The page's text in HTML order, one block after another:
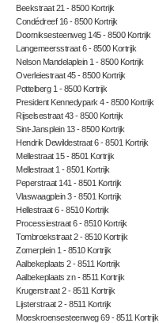
Beekstraat 21 - 8500 Kortrijk
Condédreef 16 - 8500 Kortrijk
Doorniksesteenweg 145 - 8500 Kortrijk
Langemeersstraat 6 - 8500 Kortrijk
Nelson Mandelaplein 1 - 8500 Kortrijk
Overleiestraat 45 - 8500 Kortrijk
Pottelberg 1 - 8500 Kortrijk
President Kennedypark 4 - 8500 Kortrijk
Rijselsestraat 43 - 8500 Kortrijk
Sint-Jansplein 13 - 8500 Kortrijk
Hendrik Dewildestraat 6 - 8501 Kortrijk
Mellestraat 15 - 8501 Kortrijk
Mellestraat 1 - 8501 Kortrijk
Peperstraat 141 - 8501 Kortrijk
Vlaswaagplein 3 - 8501 Kortrijk
Hellestraat 6 - 8510 Kortrijk
Processiestraat 6 - 8510 Kortrijk
Tombroekstraat 2 - 8510 Kortrijk
Zomerplein 1 - 8510 Kortrijk
Aalbekeplaats 2 - 8511 Kortrijk
Aalbekeplaats zn - 8511 Kortrijk
Krugerstraat 2 - 8511 Kortrijk
Lijsterstraat 2 - 8511 Kortrijk
Moeskroensesteenweg 69 - 8511 Kortrijk